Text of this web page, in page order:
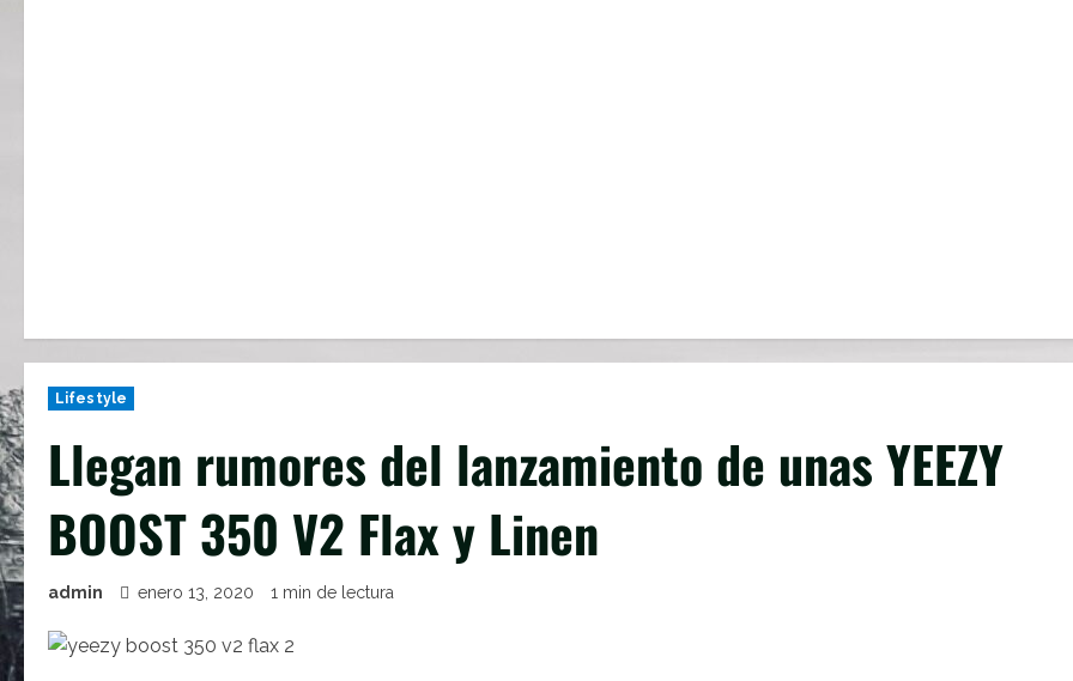
Lifestyle
Llegan rumores del lanzamiento de unas YEEZY
BOOST 350 V2 Flax y Linen
admin enero 13, 2020 1 min de lectura